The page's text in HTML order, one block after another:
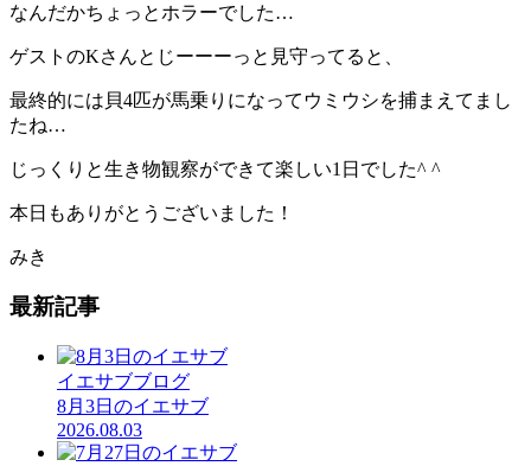
なんだかちょっとホラーでした…
ゲストのKさんとじーーーっと見守ってると、
最終的には貝4匹が馬乗りになってウミウシを捕まえてまし
たね…
じっくりと生き物観察ができて楽しい1日でした^ ^
本日もありがとうございました！
みき
最新記事
イエサブブログ
8月3日のイエサブ
2026.08.03